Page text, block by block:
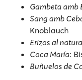
Gambeta amb
Sang amb
Knoblauch
Erizos al
Coca María:
Buñuelos de